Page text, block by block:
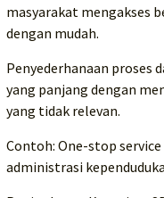
masyarakat mengakses
dengan mudah.
Penyederhanaan proses
yang panjang dengan
yang tidak relevan.
Contoh: One-stop
administrasi